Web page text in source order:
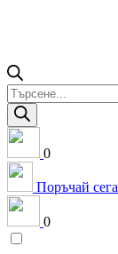
Products
search
0
Поръчай сега
0